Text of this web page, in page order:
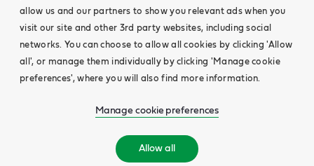
allow us and our partners to show you relevant ads when you
visit our site and other 3rd party websites, including social
networks. You can choose to allow all cookies by clicking 'Allow
all', or manage them individually by clicking 'Manage cookie
preferences', where you will also find more information.
Manage cookie preferences
Allow all